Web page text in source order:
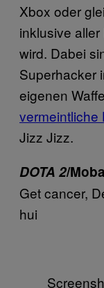
Xbox oder
inklusive
wird. Dabei
Superhacker
eigenen
vermeintliche
Jizz Jizz.
DOTA 2/
Get cancer,
hui